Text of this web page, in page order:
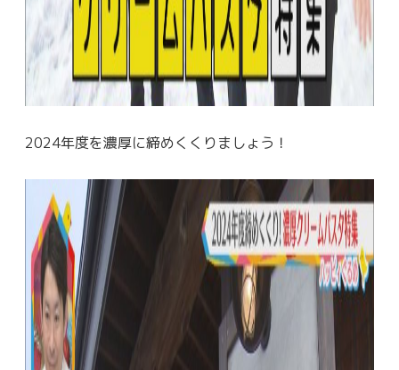
2024年度を濃厚に締めくくりましょう！